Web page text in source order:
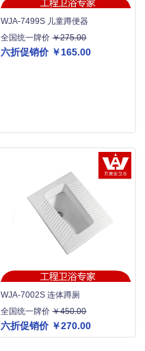
WJA-7499S 儿童蹲便器
全国统一牌价￥275.00
六折促销价 ￥165.00
WJA-7002S 连体蹲厕
全国统一牌价￥450.00
六折促销价 ￥270.00